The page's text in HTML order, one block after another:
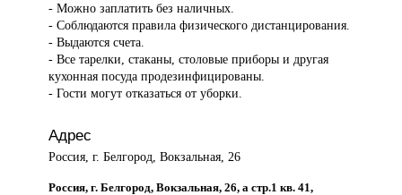
- Можно заплатить без наличных.
- Соблюдаются правила физического дистанцирования.
- Выдаются счета.
- Все тарелки, стаканы, столовые приборы и другая
кухонная посуда продезинфицированы.
- Гости могут отказаться от уборки.
Адрес
Россия, г. Белгород, Вокзальная, 26
Россия, г. Белгород, Вокзальная, 26, а стр.1 кв. 41,